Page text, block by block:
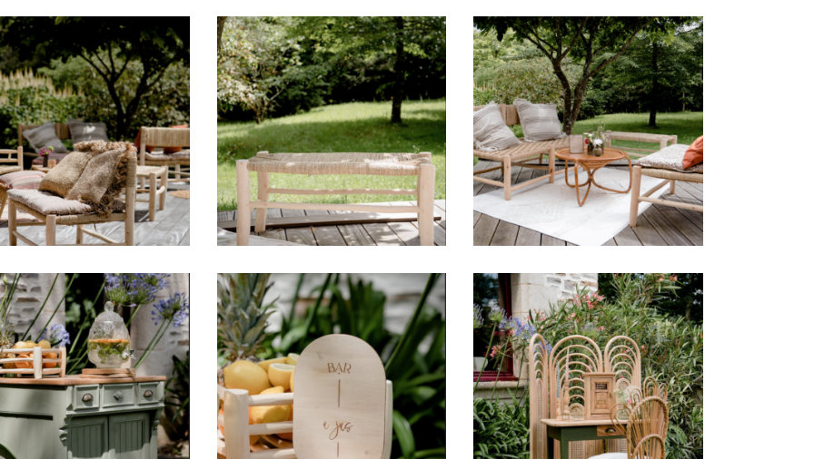
Canapé Ismaël
35,00€
Petit Banc Anisse
25,00€
Canapé bois Imane
45,00€
« Justine »
49,00€
Panneau Valentin « Bar
à jus »
6,00€
Table de ferme
« Ariane »
39,00€